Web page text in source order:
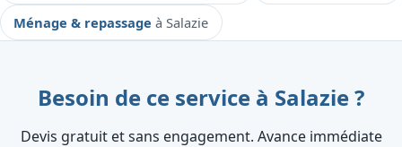
Ménage & repassageà Salazie
Besoin de ce service à Salazie ?
Devis gratuit et sans engagement. Avance immédiate